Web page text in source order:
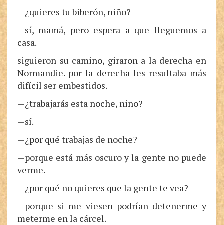
—¿quieres tu biberón, niño?
—sí, mamá, pero espera a que lleguemos a
casa.
siguieron su camino, giraron a la derecha en
Normandie. por la derecha les resultaba más
difícil ser embestidos.
—¿trabajarás esta noche, niño?
—sí.
—¿por qué trabajas de noche?
—porque está más oscuro y la gente no puede
verme.
—¿por qué no quieres que la gente te vea?
—porque si me viesen podrían detenerme y
meterme en la cárcel.